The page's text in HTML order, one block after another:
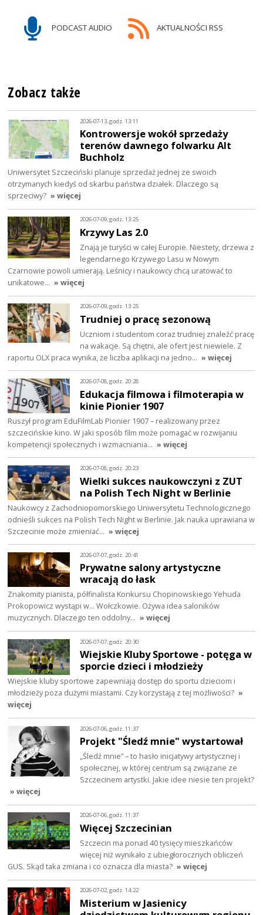
PODCAST AUDIO AKTUALNOŚCI RSS
Zobacz także
2026-07-13, godz. 13:11
Kontrowersje wokół sprzedaży
terenów dawnego folwarku Alt
Buchholz
Uniwersytet Szczeciński planuje sprzedaż jednej ze swoich
otrzymanych kiedyś od skarbu państwa działek. Dlaczego są
sprzeciwy? » więcej
2026-07-09, godz. 13:25
Krzywy Las 2.0
Znają je turyści w całej Europie. Niestety, drzewa z
legendarnego Krzywego Lasu w Nowym
Czarnowie powoli umierają. Leśnicy i naukowcy chcą uratować to
unikatowe… » więcej
2026-07-09, godz. 13:25
Trudniej o pracę sezonową
Uczniom i studentom coraz trudniej znaleźć pracę
na wakacje. Są chętni, ale ofert jest niewiele. Z
raportu OLX praca wynika, że liczba aplikacji na jedno… » więcej
2026-07-08, godz. 20:28
Edukacja filmowa i filmoterapia w
kinie Pionier 1907
Ruszył program EduFilmLab Pionier 1907 – realizowany przez
szczecińskie kino. W jaki sposób film może pomagać w rozwijaniu
kompetencji społecznych i wzmacniania… » więcej
2026-07-08, godz. 20:23
Wielki sukces naukowczyni z ZUT
na Polish Tech Night w Berlinie
Naukowcy z Zachodniopomorskiego Uniwersytetu Technologicznego
odnieśli sukces na Polish Tech Night w Berlinie. Jak nauka uprawiana w
Szczecinie może zmieniać… » więcej
2026-07-07, godz. 20:41
Prywatne salony artystyczne
wracają do łask
Znakomity pianista, półfinalista Konkursu Chopinowskiego Yehuda
Prokopowicz wystąpi w… Wołczkowie. Ożywa idea saloników
muzycznych. Dlaczego ten oddolny… » więcej
2026-07-07, godz. 20:30
Wiejskie Kluby Sportowe - potęga w
sporcie dzieci i młodzieży
Wiejskie kluby sportowe zapewniają dostęp do sportu dzieciom i
młodzieży poza dużymi miastami. Czy korzystają z tej możliwości? »
więcej
2026-07-06, godz. 11:37
Projekt "Śledź mnie" wystartował
„Śledź mnie” – to hasło inicjatywy artystycznej i
społecznej, w której centrum są związane ze
Szczecinem artystki. Jakie idee niesie ten projekt?
» więcej
2026-07-06, godz. 11:37
Więcej Szczecinian
Szczecin ma ponad 40 tysięcy mieszkańców
więcej niż wynikało z ubiegłorocznych obliczeń
GUS. Skąd taka zmiana i co oznacza dla miasta? » więcej
2026-07-02, godz. 14:22
Misterium w Jasienicy